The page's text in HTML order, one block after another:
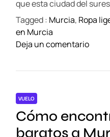
e
l
b
e
a
l
q
u
e
M
i
a
que esta ciudad del
Tagged : Murcia, Ropa
en Murcia
Deja un comentarioo
L
e
n
VUELO
Cómo
baratos a